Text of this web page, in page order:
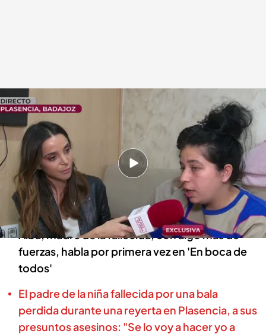
Alba, madre de la niña asesinada
Miguel Barroso
22 ABR 2025 - 14:40h.
Una bala perdida entre una reyerta entre
clanes se llevó la vida de la pequeña Camelia,
hija de Iván y Alba
Alba, madre de la fallecida, con algo más de
fuerzas, habla por primera vez en 'En boca de
todos'
El padre de la niña fallecida por una bala
perdida durante una reyerta en Plasencia, a sus
presuntos asesinos: "Se lo voy a hacer yo a